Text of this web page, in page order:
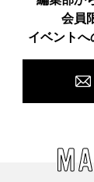
会員
イベントへ